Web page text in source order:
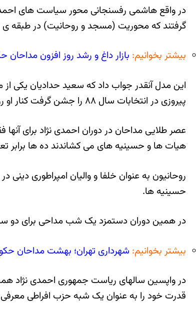
در واقع هاشمی رفسنجانی محور سیاست های
گرفتند که محوریت (مسجد و روحانیت) در طبقه ی
بیشتر بخوانیم: بازار داغ و رشد روز افزون مداحان
این مدل آنقدر جواب داد که سعید حدادیان یکی
پیروزی در انتخابات سال ۸۸ را جشن گرفت کنار او روی جایگاه ویژه قرار داشت و جمعیت را تهییج می کرد.
عصر طلایی مداحان در دوران احمدی نژاد برای
هیات ها و حسینیه های می کشاندند ده ها برابر
روحانیون به عنوان خلفا و والیان امپراطوری
حسینیه ها.
در همین دوران دستمزد یک شب مداحی برای دو ساعت مجلس
بیشتر بخوانیم: شهرداری تهران؛ بهشت مداحان
در واپسین سالهای ریاست جمهوری احمدی نژاد
قدرت خود را به عنوان یک شبه حزب افراطی معرفی